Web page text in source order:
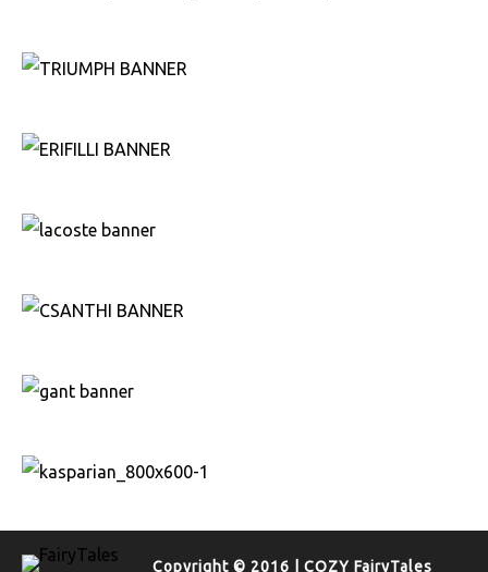
Copyright © 2016 | COZY FairyTales